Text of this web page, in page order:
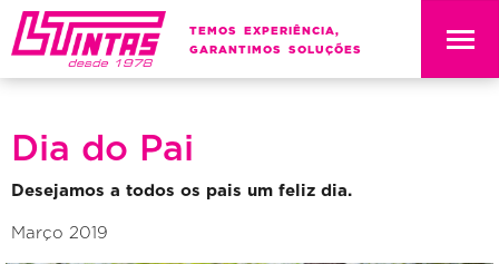
TEMOS EXPERIÊNCIA,
GARANTIMOS SOLUÇÕES
Dia do Pai
Desejamos a todos os pais um feliz dia.
Março 2019